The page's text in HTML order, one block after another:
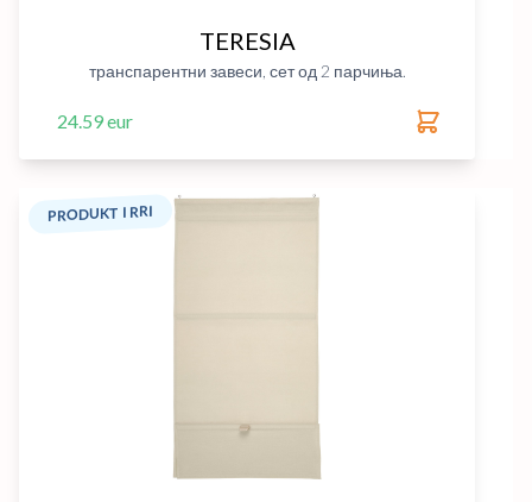
TERESIA
транспарентни завеси, сет од 2 парчиња.
24.59 eur
PRODUKT I RRI